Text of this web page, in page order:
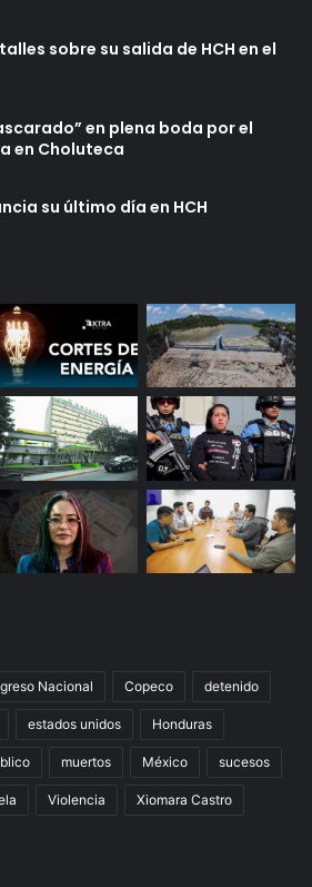
sobre su salida de HCH en el
en plena boda por el
en Choluteca
su último día en HCH
Nacional Copeco detenido
estados unidos Honduras
muertos México sucesos
Violencia Xiomara Castro